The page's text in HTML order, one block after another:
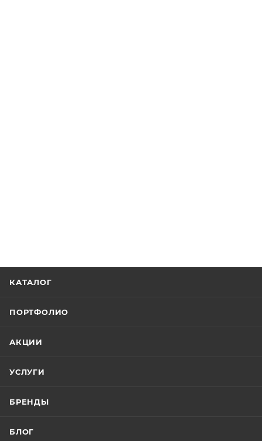
КАТАЛОГ
ПОРТФОЛИО
АКЦИИ
УСЛУГИ
БРЕНДЫ
БЛОГ